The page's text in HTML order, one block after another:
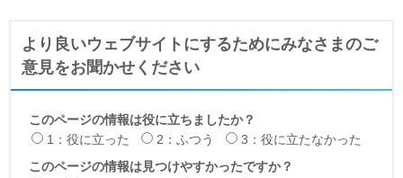
より良いウェブサイトにするためにみなさまのご
意見をお聞かせください
このページの情報は役に立ちましたか？
1：役に立った
2：ふつう
3：役に立たなかった
このページの情報は見つけやすかったですか？